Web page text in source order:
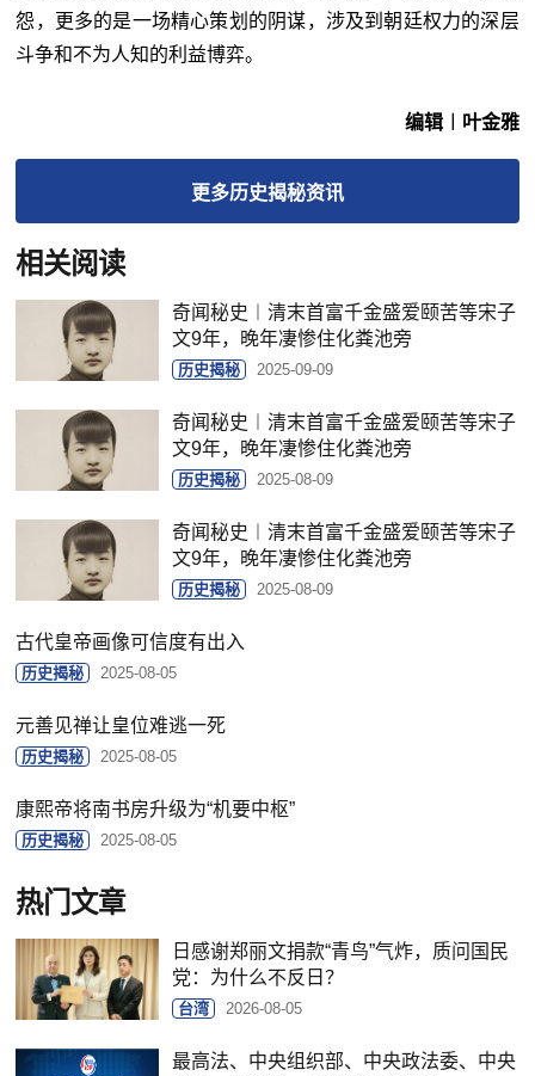
怨，更多的是一场精心策划的阴谋，涉及到朝廷权力的深层
斗争和不为人知的利益博弈。
编辑︱叶金雅
更多历史揭秘资讯
相关阅读
奇闻秘史︱清末首富千金盛爱颐苦等宋子
文9年，晚年凄惨住化粪池旁
历史揭秘 2025-09-09
奇闻秘史︱清末首富千金盛爱颐苦等宋子
文9年，晚年凄惨住化粪池旁
历史揭秘 2025-08-09
奇闻秘史︱清末首富千金盛爱颐苦等宋子
文9年，晚年凄惨住化粪池旁
历史揭秘 2025-08-09
古代皇帝画像可信度有出入
历史揭秘 2025-08-05
元善见禅让皇位难逃一死
历史揭秘 2025-08-05
康熙帝将南书房升级为“机要中枢”
历史揭秘 2025-08-05
热门文章
日感谢郑丽文捐款“青鸟”气炸，质问国民
党：为什么不反日？
台湾 2026-08-05
最高法、中央组织部、中央政法委、中央